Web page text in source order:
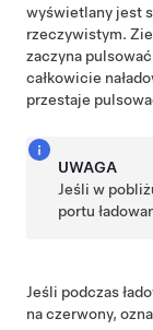
wyświetlany jest
rzeczywistym.
zaczyna
całkowicie
przestaje
UWAGA
Jeśli w
portu
Jeśli podczas
na czerwony,